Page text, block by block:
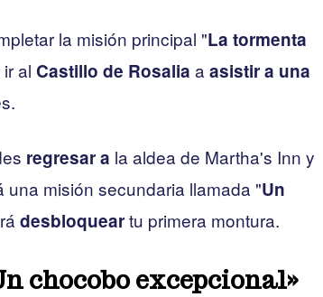
la misión principal "La tormenta
al Castillo de Rosalia a asistir a una
regresar a la aldea de Martha's Inn y
misión secundaria llamada "Un
desbloqueartu primera montura.
chocobo excepcional»